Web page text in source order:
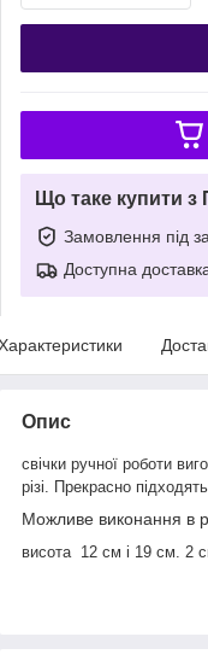
Що таке купити з
Замовлення під
Доступна
Опис
свічки ручної роботи
різі. Прекрасно
Можливе виконання в
висота 12 см і 19 см. 2